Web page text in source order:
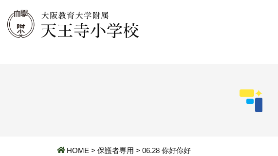
HOME > 保護者専用 > 06.28 你好你好